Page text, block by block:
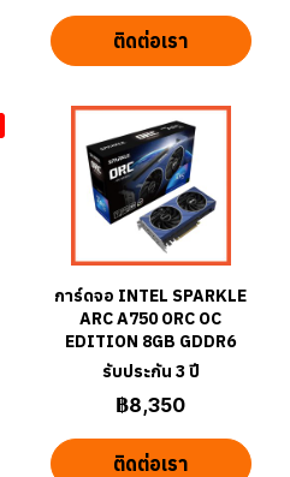
ติดต่อเรา
การ์ดจอ INTEL SPARKLE
ARC A750 ORC OC
EDITION 8GB GDDR6
รับประกัน 3 ปี
฿8,350
ติดต่อเรา